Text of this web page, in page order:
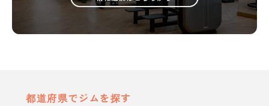
都道府県でジムを探す